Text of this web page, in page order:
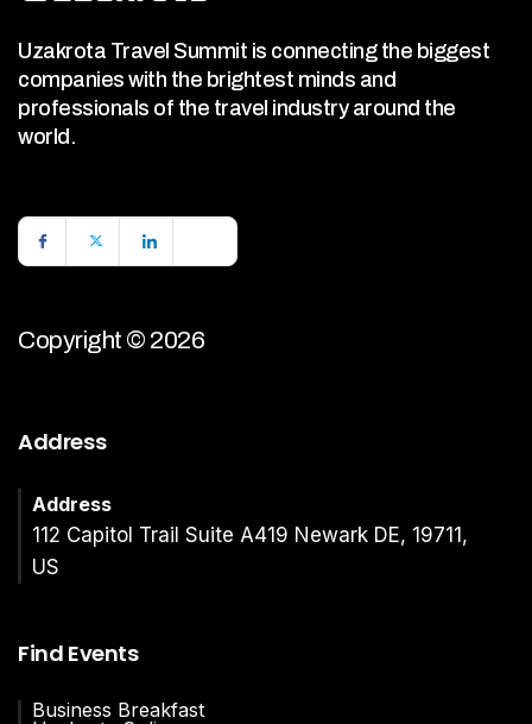
Uzakrota Travel Summit is connecting the biggest
companies with the brightest minds and
professionals of the travel industry around the
world.
Copyright © 2026
Address
Address
112 Capitol Trail Suite A419 Newark DE, 19711,
US
Find Events
Business Breakfast